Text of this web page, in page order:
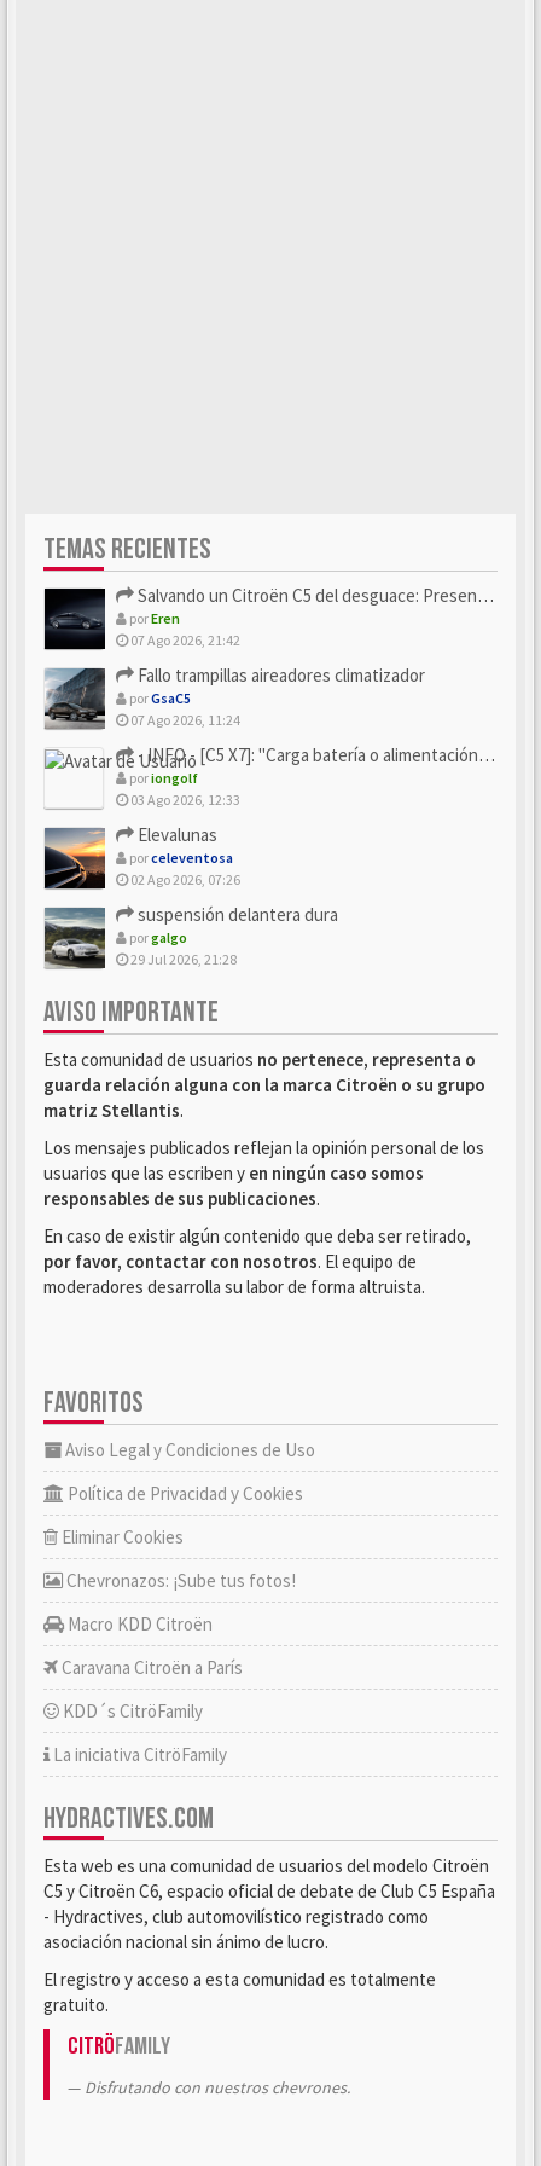
TEMAS RECIENTES
Salvando un Citroën C5 del desguace: Presentación y seguimiento
porEren
07 Ago 2026, 21:42
Fallo trampillas aireadores climatizador
porGsaC5
07 Ago 2026, 11:24
- INFO - [C5 X7]: "Carga batería o alimentación eléctri...
poriongolf
03 Ago 2026, 12:33
Elevalunas
porceleventosa
02 Ago 2026, 07:26
suspensión delantera dura
porgalgo
29 Jul 2026, 21:28
AVISO IMPORTANTE
Esta comunidad de usuarios no pertenece, representa o
guarda relación alguna con la marca Citroën o su grupo
matriz Stellantis.
Los mensajes publicados reflejan la opinión personal de los
usuarios que las escriben y en ningún caso somos
responsables de sus publicaciones.
En caso de existir algún contenido que deba ser retirado,
por favor, contactar con nosotros. El equipo de
moderadores desarrolla su labor de forma altruista.
FAVORITOS
Aviso Legal y Condiciones de Uso
Política de Privacidad y Cookies
Eliminar Cookies
Chevronazos: ¡Sube tus fotos!
Macro KDD Citroën
Caravana Citroën a París
KDD´s CitröFamily
La iniciativa CitröFamily
HYDRACTIVES.COM
Esta web es una comunidad de usuarios del modelo Citroën
C5 y Citroën C6, espacio oficial de debate de Club C5 España
- Hydractives, club automovilístico registrado como
asociación nacional sin ánimo de lucro.
El registro y acceso a esta comunidad es totalmente
gratuito.
CitröFamily
Disfrutando con nuestros chevrones.